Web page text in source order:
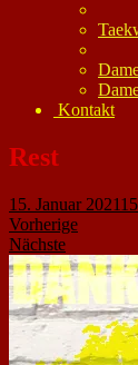
Kontakt
Rest
15. Januar 2021
Vorherige
Nächste